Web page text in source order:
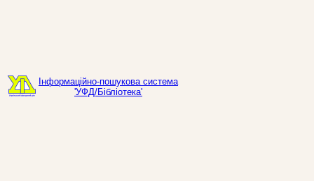
Інформаційно-пошукова система
'УФД/Бібліотека'